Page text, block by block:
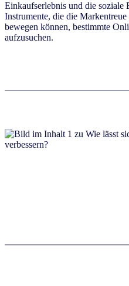
Einkaufserlebnis und die soziale
Instrumente, die die
bewegen können, bestimmte
aufzusuchen.